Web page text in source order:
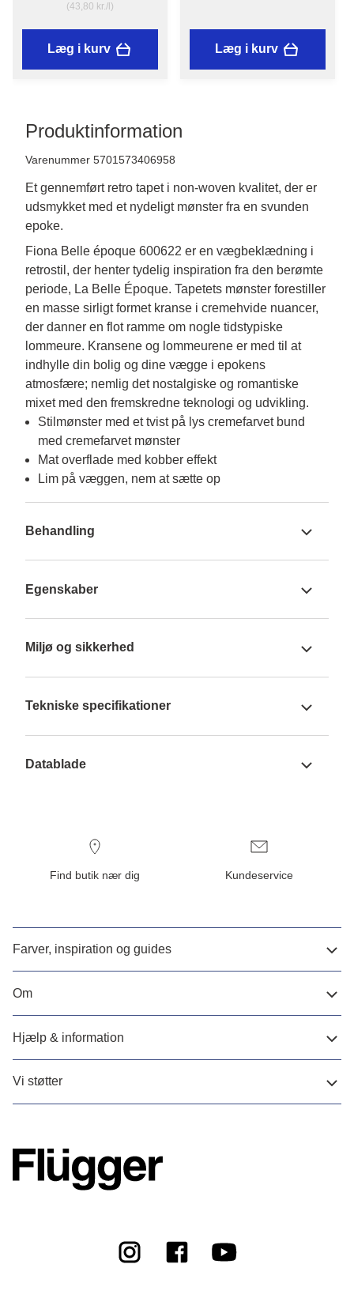
(43,80 kr./l)
Læg i kurv Læg i kurv
Produktinformation
Varenummer 5701573406958
Et gennemført retro tapet i non-woven kvalitet, der er
udsmykket med et nydeligt mønster fra en svunden
epoke.
Fiona Belle époque 600622 er en vægbeklædning i
retrostil, der henter tydelig inspiration fra den berømte
periode, La Belle Époque. Tapetets mønster forestiller
en masse sirligt formet kranse i cremehvide nuancer,
der danner en flot ramme om nogle tidstypiske
lommeure. Kransene og lommeurene er med til at
indhylle din bolig og dine vægge i epokens
atmosfære; nemlig det nostalgiske og romantiske
mixet med den fremskredne teknologi og udvikling.
Stilmønster med et tvist på lys cremefarvet bund
med cremefarvet mønster
Mat overflade med kobber effekt
Lim på væggen, nem at sætte op
Behandling
Egenskaber
Miljø og sikkerhed
Tekniske specifikationer
Datablade
Find butik nær dig Kundeservice
Farver, inspiration og guides
Om
Hjælp & information
Vi støtter